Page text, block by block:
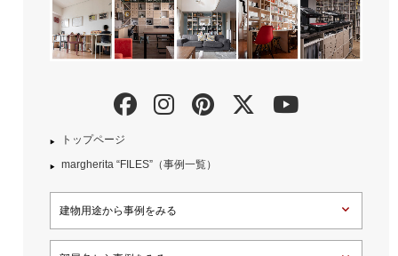
トップページ
margherita “FILES”（事例一覧）
建物用途から事例をみる